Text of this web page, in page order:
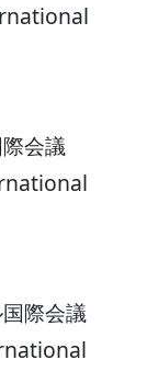
会議
際会議